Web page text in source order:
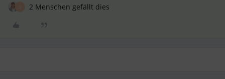
2 Menschen gefällt dies